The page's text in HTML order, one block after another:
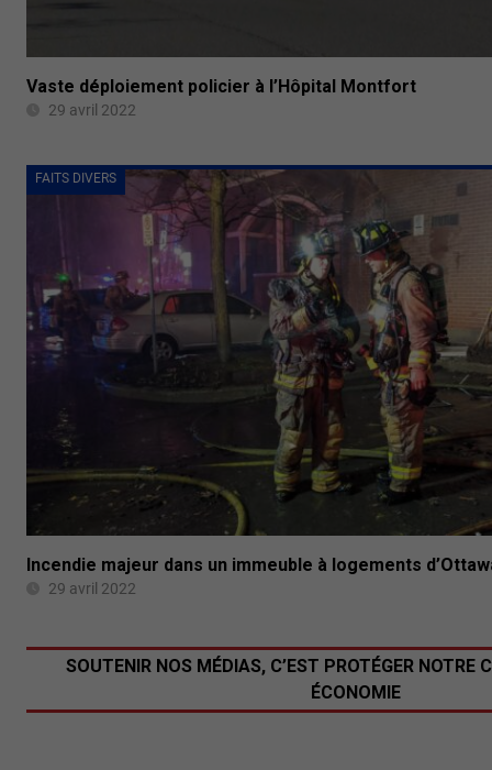
Vaste déploiement policier à l’Hôpital Montfort
29 avril 2022
FAITS DIVERS
Incendie majeur dans un immeuble à logements
29 avril 2022
SOUTENIR NOS MÉDIAS, C’EST PROTÉGER NOTRE
ÉCONOMIE